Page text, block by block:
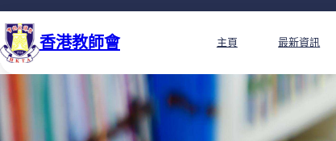
香港教師會 主頁 最新資訊